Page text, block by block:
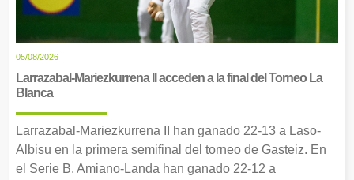
05/08/2026
Larrazabal-Mariezkurrena II acceden a la final del Torneo La
Blanca
Larrazabal-Mariezkurrena II han ganado 22-13 a Laso-
Albisu en la primera semifinal del torneo de Gasteiz. En
el Serie B, Amiano-Landa han ganado 22-12 a